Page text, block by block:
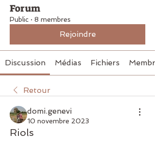
Forum
Public · 8 membres
Rejoindre
Discussion Médias Fichiers
Retour
domi.genevi
10 novembre 2023
Riols